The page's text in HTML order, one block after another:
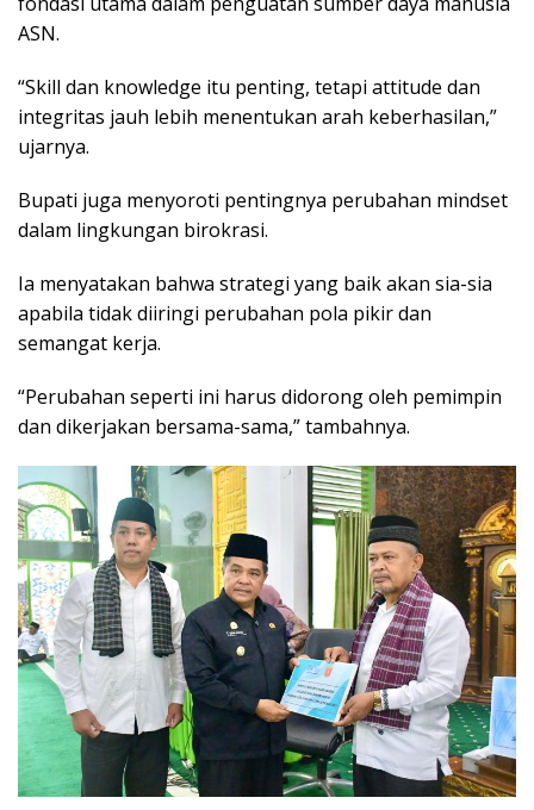
ASN.
“Skill dan knowledge itu penting, tetapi attitude dan
integritas jauh lebih menentukan arah keberhasilan,”
ujarnya.
Bupati juga menyoroti pentingnya perubahan mindset
dalam lingkungan birokrasi.
Ia menyatakan bahwa strategi yang baik akan sia-sia
apabila tidak diiringi perubahan pola pikir dan
semangat kerja.
“Perubahan seperti ini harus didorong oleh pemimpin
dan dikerjakan bersama-sama,” tambahnya.